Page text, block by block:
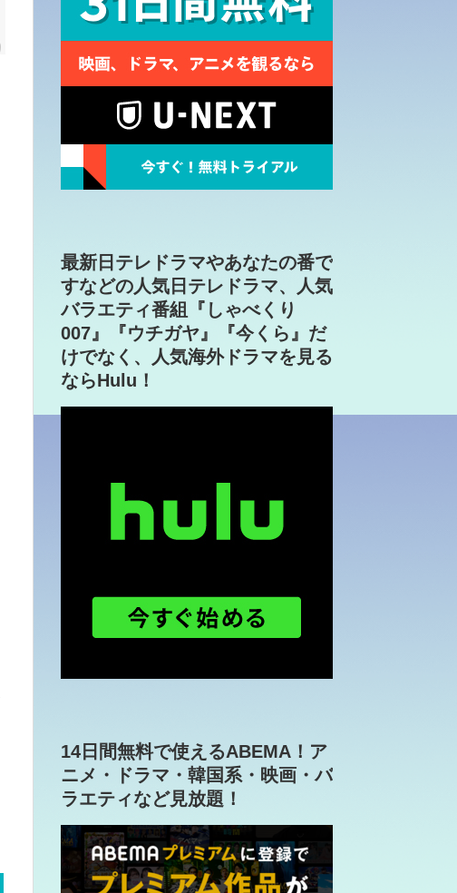
最新日テレドラマやあなたの番で
すなどの人気日テレドラマ、人気
バラエティ番組『しゃべくり
007』『ウチガヤ』『今くら』だ
けでなく、人気海外ドラマを見る
ならHulu！
14日間無料で使えるABEMA！ア
ニメ・ドラマ・韓国系・映画・バ
ラエティなど見放題！